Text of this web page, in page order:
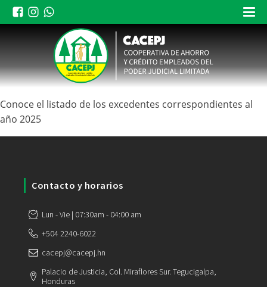
Conoce el listado de los excedentes correspondientes al
año 2025
Contacto y horarios
Lun - Vie | 07:30am - 04:00 am
+504 2240-6022
cacepj@cacepj.hn
Palacio de Justicia, Col. Miraflores Sur. Tegucigalpa,
Honduras